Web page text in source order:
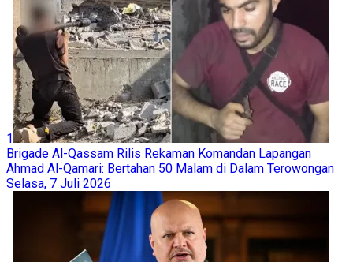
1
Brigade Al-Qassam Rilis Rekaman Komandan Lapangan
Ahmad Al-Qamari: Bertahan 50 Malam di Dalam Terowongan
Selasa, 7 Juli 2026